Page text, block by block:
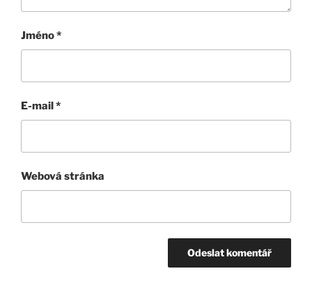
Jméno*
E-mail*
Webová stránka